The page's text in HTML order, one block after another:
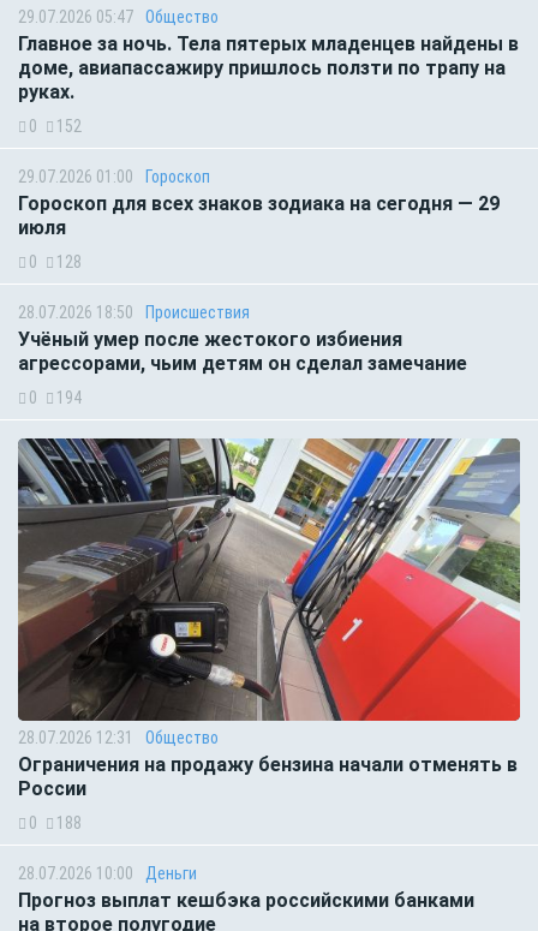
29.07.2026 05:47 Общество
Главное за ночь. Тела пятерых младенцев найдены в
доме, авиапассажиру пришлось ползти по трапу на
руках.
0 152
29.07.2026 01:00 Гороскоп
Гороскоп для всех знаков зодиака на сегодня — 29
июля
0 128
28.07.2026 18:50 Происшествия
Учёный умер после жестокого избиения
агрессорами, чьим детям он сделал замечание
0 194
28.07.2026 12:31 Общество
Ограничения на продажу бензина начали отменять в
России
0 188
28.07.2026 10:00 Деньги
Прогноз выплат кешбэка российскими банками
на второе полугодие